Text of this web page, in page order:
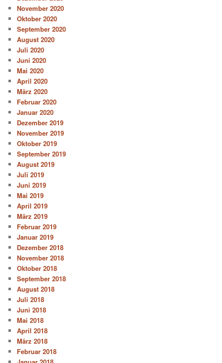
November 2020
Oktober 2020
September 2020
August 2020
Juli 2020
Juni 2020
Mai 2020
April 2020
März 2020
Februar 2020
Januar 2020
Dezember 2019
November 2019
Oktober 2019
September 2019
August 2019
Juli 2019
Juni 2019
Mai 2019
April 2019
März 2019
Februar 2019
Januar 2019
Dezember 2018
November 2018
Oktober 2018
September 2018
August 2018
Juli 2018
Juni 2018
Mai 2018
April 2018
März 2018
Februar 2018